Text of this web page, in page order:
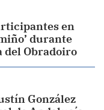
en
durante
del Obradoiro
González